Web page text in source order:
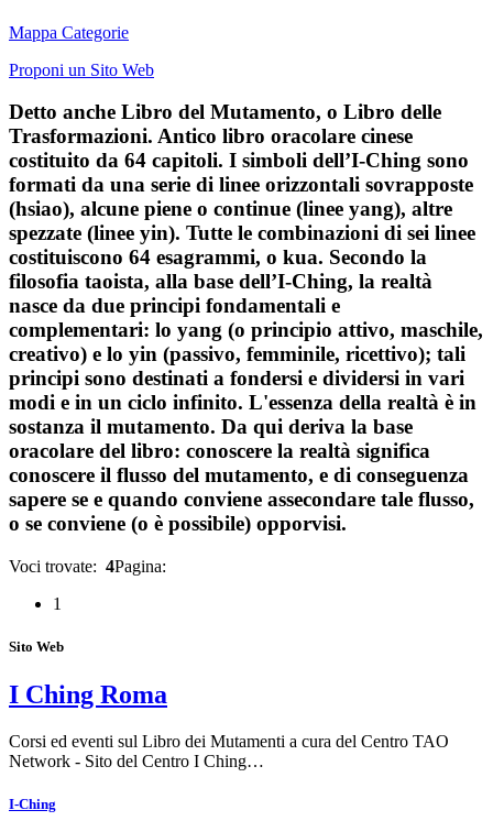
Mappa Categorie
Proponi un Sito Web
Detto anche Libro del Mutamento, o Libro delle
Trasformazioni. Antico libro oracolare cinese
costituito da 64 capitoli. I simboli dell’I-Ching sono
formati da una serie di linee orizzontali sovrapposte
(hsiao), alcune piene o continue (linee yang), altre
spezzate (linee yin). Tutte le combinazioni di sei linee
costituiscono 64 esagrammi, o kua. Secondo la
filosofia taoista, alla base dell’I-Ching, la realtà
nasce da due principi fondamentali e
complementari: lo yang (o principio attivo, maschile,
creativo) e lo yin (passivo, femminile, ricettivo); tali
principi sono destinati a fondersi e dividersi in vari
modi e in un ciclo infinito. L'essenza della realtà è in
sostanza il mutamento. Da qui deriva la base
oracolare del libro: conoscere la realtà significa
conoscere il flusso del mutamento, e di conseguenza
sapere se e quando conviene assecondare tale flusso,
o se conviene (o è possibile) opporvisi.
Voci trovate: 4Pagina:
1
Sito Web
I Ching Roma
Corsi ed eventi sul Libro dei Mutamenti a cura del Centro TAO
Network - Sito del Centro I Ching…
I-Ching